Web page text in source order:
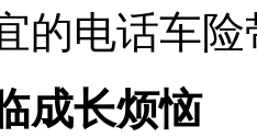
的电话车
成长烦恼